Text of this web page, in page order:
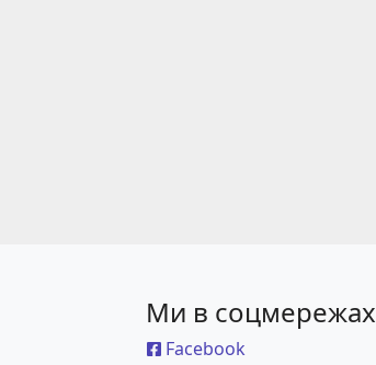
Ми в соцмережах
Facebook